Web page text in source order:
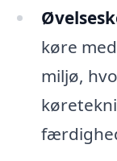
køre
miljø,